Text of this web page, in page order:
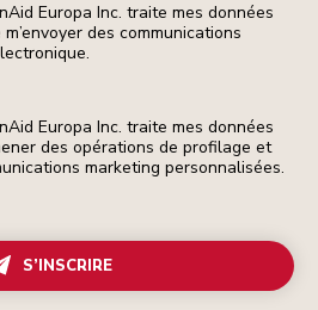
Europa Inc. traite mes données
des communications
Europa Inc. traite mes données
des opérations de profilage et
marketing personnalisées.
S’INSCRIRE